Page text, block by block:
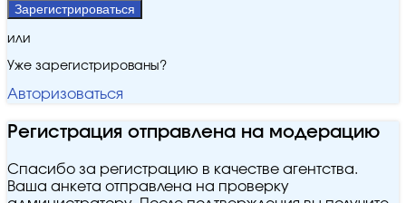
Зарегистрироваться
или
Уже зарегистрированы?
Авторизоваться
Регистрация отправлена на модерацию
Спасибо за регистрацию в качестве агентства.
Ваша анкета отправлена на проверку